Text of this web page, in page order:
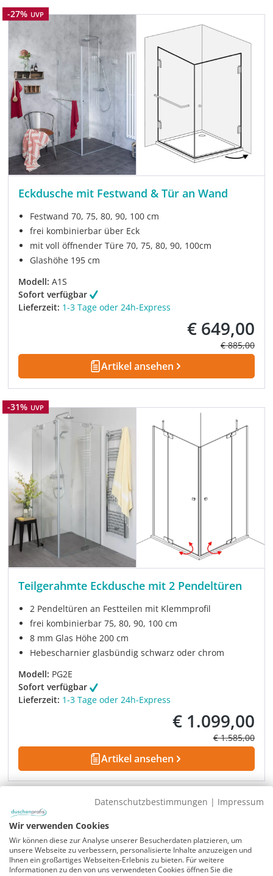
Rabatt
-27% UVP
Eckdusche mit Festwand & Tür an Wand
Festwand 70, 75, 80, 90, 100 cm
frei kombinierbar über Eck
mit voll öffnender Türe 70, 75, 80, 90, 100cm
Glashöhe 195 cm
Modell: A1S
Sofort verfügbar
Lieferzeit: 1-3 Tage oder 24h-Express
Verkaufspreis:
€ 649,00
Regulärer
€ 885,00
Artikel ansehen
Rabatt
-31% UVP
Teilgerahmte Eckdusche mit 2 Pendeltüren
2 Pendeltüren an Festteilen mit Klemmprofil
frei kombinierbar 75, 80, 90, 100 cm
8 mm Glas Höhe 200 cm
Hebescharnier glasbündig schwarz oder chrom
Modell: PG2E
Sofort verfügbar
Lieferzeit: 1-3 Tage oder 24h-Express
Verkaufspreis:
€ 1.099,00
Regulärer
€ 1.585,00
Artikel ansehen
Datenschutzbestimmungen | Impressum
Wir verwenden Cookies
Wir können diese zur Analyse unserer Besucherdaten platzieren, um
unsere Webseite zu verbessern, personalisierte Inhalte anzuzeigen und
Ihnen ein großartiges Webseiten-Erlebnis zu bieten. Für weitere
Informationen zu den von uns verwendeten Cookies öffnen Sie die